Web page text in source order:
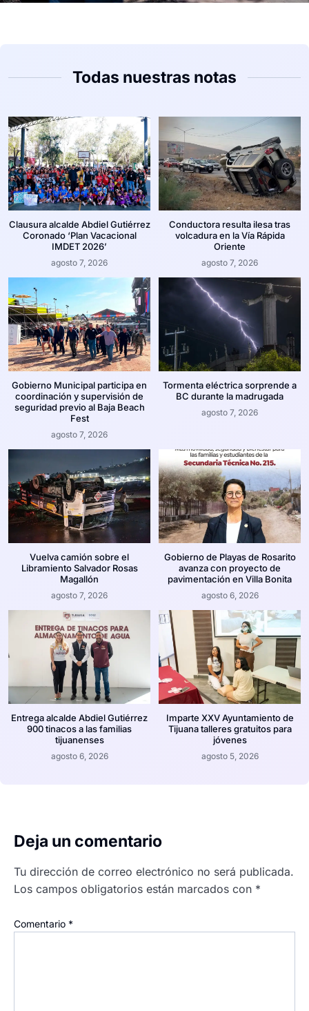
Todas nuestras notas
Clausura alcalde Abdiel Gutiérrez
Coronado ‘Plan Vacacional
IMDET 2026’
agosto 7, 2026
Conductora resulta ilesa tras
volcadura en la Vía Rápida
Oriente
agosto 7, 2026
Gobierno Municipal participa en
coordinación y supervisión de
seguridad previo al Baja Beach
Fest
agosto 7, 2026
Tormenta eléctrica sorprende a
BC durante la madrugada
agosto 7, 2026
Vuelva camión sobre el
Libramiento Salvador Rosas
Magallón
agosto 7, 2026
Gobierno de Playas de Rosarito
avanza con proyecto de
pavimentación en Villa Bonita
agosto 6, 2026
Entrega alcalde Abdiel Gutiérrez
900 tinacos a las familias
tijuanenses
agosto 6, 2026
Imparte XXV Ayuntamiento de
Tijuana talleres gratuitos para
jóvenes
agosto 5, 2026
Deja un comentario
Tu dirección de correo electrónico no será publicada.
Los campos obligatorios están marcados con *
Comentario *